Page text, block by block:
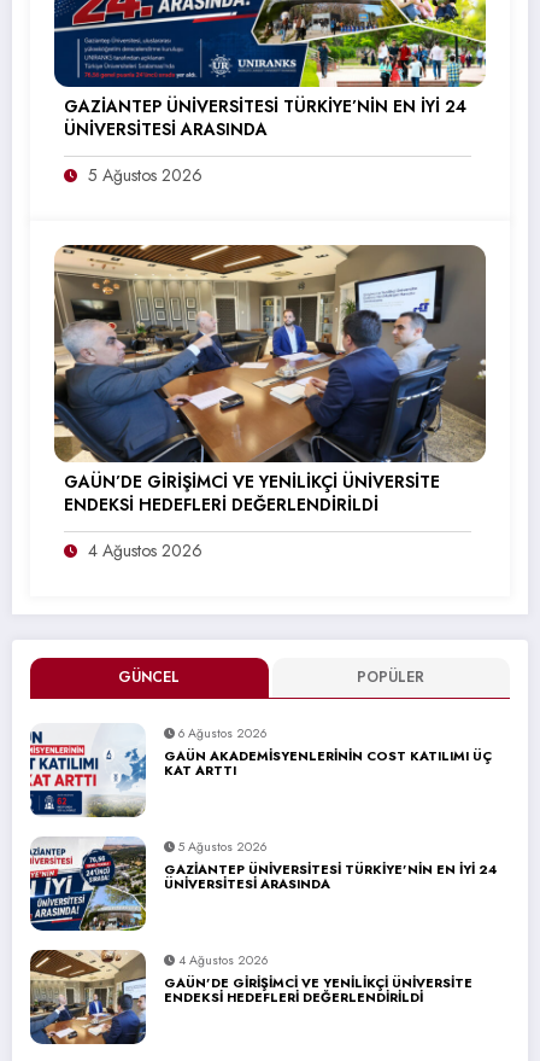
GÜNCEL POPÜLER
6 Ağustos 2026
GAÜN AKADEMİSYENLERİNİN COST KATILIMI ÜÇ
KAT ARTTI
5 Ağustos 2026
GAZİANTEP ÜNİVERSİTESİ TÜRKİYE’NİN EN İYİ 24
ÜNİVERSİTESİ ARASINDA
4 Ağustos 2026
GAÜN’DE GİRİŞİMCİ VE YENİLİKÇİ ÜNİVERSİTE
ENDEKSİ HEDEFLERİ DEĞERLENDİRİLDİ
GAZİANTEP ÜNİVERSİTESİ TÜRKİYE’NİN EN İYİ 24
ÜNİVERSİTESİ ARASINDA
5 Ağustos 2026
GAÜN’DE GİRİŞİMCİ VE YENİLİKÇİ ÜNİVERSİTE
ENDEKSİ HEDEFLERİ DEĞERLENDİRİLDİ
4 Ağustos 2026